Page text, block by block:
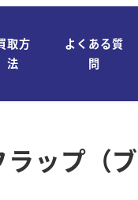
取方
法
よくある質
問
ップ（